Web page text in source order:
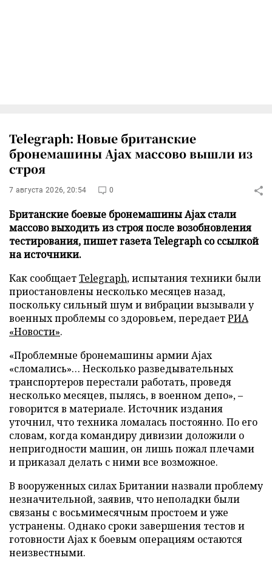
Telegraph: Новые британские
бронемашины Ajax массово вышли из
строя
7 августа 2026, 20:54 0
Британские боевые бронемашины Ajax стали
массово выходить из строя после возобновления
тестирования, пишет газета Telegraph со ссылкой
на источники.
Как сообщаетTelegraph, испытания техники были
приостановлены несколько месяцев назад,
поскольку сильный шум и вибрации вызывали у
военных проблемы со здоровьем, передаетРИА
«Новости».
«Проблемные бронемашины армии Ajax
«сломались»… Несколько разведывательных
транспортеров перестали работать, проведя
несколько месяцев, пылясь, в военном депо», –
говорится в материале. Источник издания
уточнил, что техника ломалась постоянно. По его
словам, когда командиру дивизии доложили о
непригодности машин, он лишь пожал плечами
и приказал делать с ними все возможное.
В вооруженных силах Британии назвали проблему
незначительной, заявив, что неполадки были
связаны с восьмимесячным простоем и уже
устранены. Однако сроки завершения тестов и
готовности Ajax к боевым операциям остаются
неизвестными.